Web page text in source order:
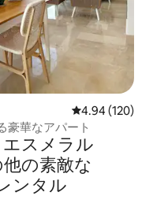
レビュー120
4.94 (120)
豪華なアパート
スメラル
の素⁠敵⁠な
ン⁠タ⁠ル